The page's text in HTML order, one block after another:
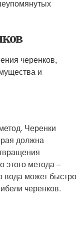
черенков,
и
Черенки
должна
этого метода –
вода может быстро
черенков.